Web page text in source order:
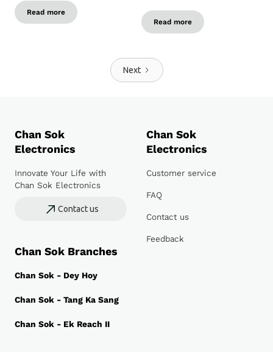
Read more
Read more
Next
Chan Sok
Electronics
Innovate Your Life with
Chan Sok Electronics
Contact us
Chan Sok Branches
Chan Sok - Dey Hoy
Chan Sok - Tang Ka Sang
Chan Sok - Ek Reach II
Chan Sok
Electronics
Customer service
FAQ
Contact us
Feedback